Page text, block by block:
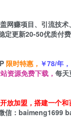
收益项目。通
用了现代移动
网赚项目、引流技
定更新20-50优质付
限时特惠， ￥78/年
资源免费下载， 每天
放加盟，搭建一个
信：baimeng1699